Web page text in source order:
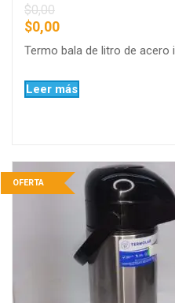
$0,00
$0,00
Termo bala de litro de acero
Leer más
OFERTA